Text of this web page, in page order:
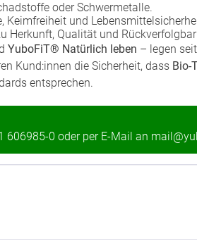
oder Schwermetalle.
Keimfreiheit und
Herkunft, Qualität und
YuboFiT® Natürlich leben – legen
Kund:innen die Sicherheit, dass Bio-
entsprechen.
606985-0 oder per E-Mail an